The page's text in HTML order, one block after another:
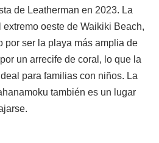
de Leatherman en 2023. La
oeste de Waikiki Beach,
por ser la playa más amplia de
un arrecife de coral, lo que la
para familias con niños. La
también es un lugar